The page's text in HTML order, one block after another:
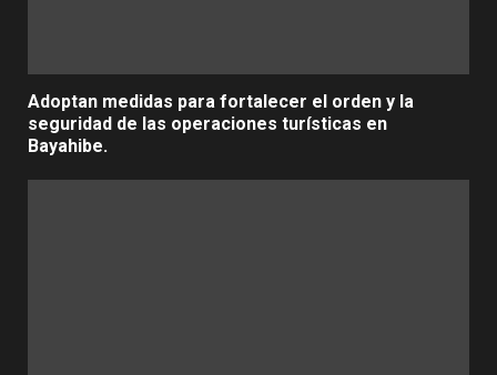
Adoptan medidas para fortalecer el orden y la
seguridad de las operaciones turísticas en
Bayahibe.